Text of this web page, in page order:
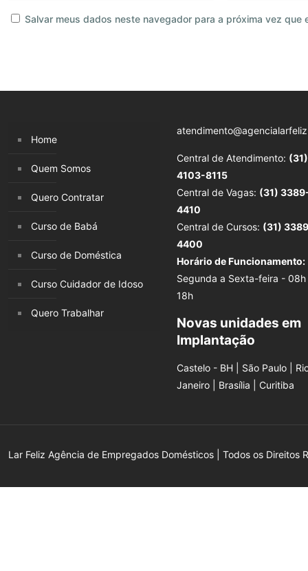
Salvar meus dados neste navegador para a próxima vez que
Home
Quem Somos
Quero Contratar
Curso de Babá
Curso de Doméstica
Curso Cuidador de Idoso
Quero Trabalhar
Central de Atendimento: (31)
4103-8115
Central de Vagas: (31)
4410
Central de Cursos: (31)
4400
Horário de Funcionamento:
Segunda a Sexta-feira - 08h
18h
Novas unidades em
Implantação
Castelo - BH | São Paulo |
Janeiro | Brasília | Curitiba
Lar Feliz Agência de Empregados Domésticos | Todos os Direitos